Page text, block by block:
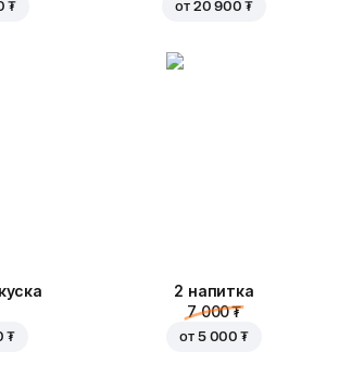
₮ от 20 900 ₮
₮
2 напитка
7 000 ₮
от 5 000 ₮